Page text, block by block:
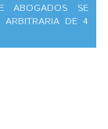
ABOGADOS SE
ARBITRARIA DE 4